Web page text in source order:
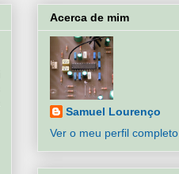
Acerca de mim
Samuel Lourenço
Ver o meu perfil completo